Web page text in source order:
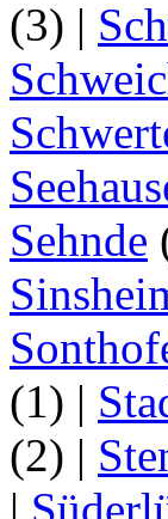
(3) |
Sehnde
(1) |
(2) |
|